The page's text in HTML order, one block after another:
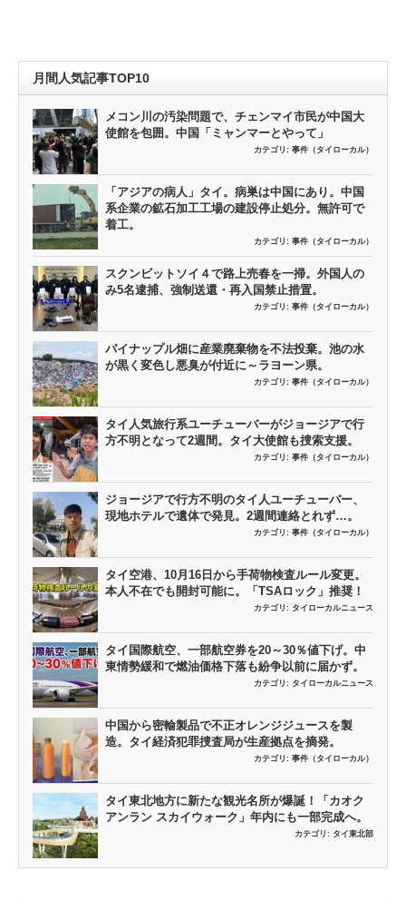
月間人気記事TOP10
メコン川の汚染問題で、チェンマイ市民が中国大
使館を包囲。中国「ミャンマーとやって」
カテゴリ: 事件（タイローカル）
「アジアの病人」タイ。病巣は中国にあり。中国
系企業の鉱石加工工場の建設停止処分。無許可で
着工。
カテゴリ: 事件（タイローカル）
スクンビットソイ４で路上売春を一掃。外国人の
み5名逮捕、強制送還・再入国禁止措置。
カテゴリ: 事件（タイローカル）
パイナップル畑に産業廃棄物を不法投棄。池の水
が黒く変色し悪臭が付近に～ラヨーン県。
カテゴリ: 事件（タイローカル）
タイ人気旅行系ユーチューバーがジョージアで行
方不明となって2週間。タイ大使館も捜索支援。
カテゴリ: 事件（タイローカル）
ジョージアで行方不明のタイ人ユーチューバー、
現地ホテルで遺体で発見。2週間連絡とれず…。
カテゴリ: 事件（タイローカル）
タイ空港、10月16日から手荷物検査ルール変更。
本人不在でも開封可能に。「TSAロック」推奨！
カテゴリ: タイローカルニュース
タイ国際航空、一部航空券を20～30％値下げ。中
東情勢緩和で燃油価格下落も紛争以前に届かず。
カテゴリ: タイローカルニュース
中国から密輸製品で不正オレンジジュースを製
造。タイ経済犯罪捜査局が生産拠点を摘発。
カテゴリ: 事件（タイローカル）
タイ東北地方に新たな観光名所が爆誕！「カオク
アンラン スカイウォーク」年内にも一部完成へ。
カテゴリ: タイ東北部